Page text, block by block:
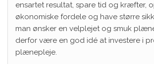
ensartet resultat, spare tid og kræfter,
økonomiske fordele og have større
man ønsker en velplejet og smuk
derfor være en god idé at investere i
plænepleje.